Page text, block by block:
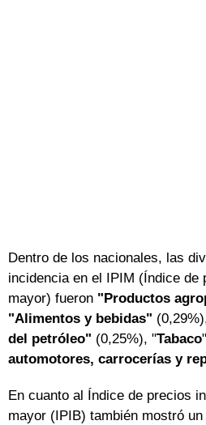
Dentro de los nacionales, las
incidencia en el IPIM (Índice de
mayor) fueron "Productos
"Alimentos y bebidas"
del petróleo" (0,25%), "Tabaco
automotores, carrocerías y
En cuanto al Índice de precios
mayor (IPIB) también mostró